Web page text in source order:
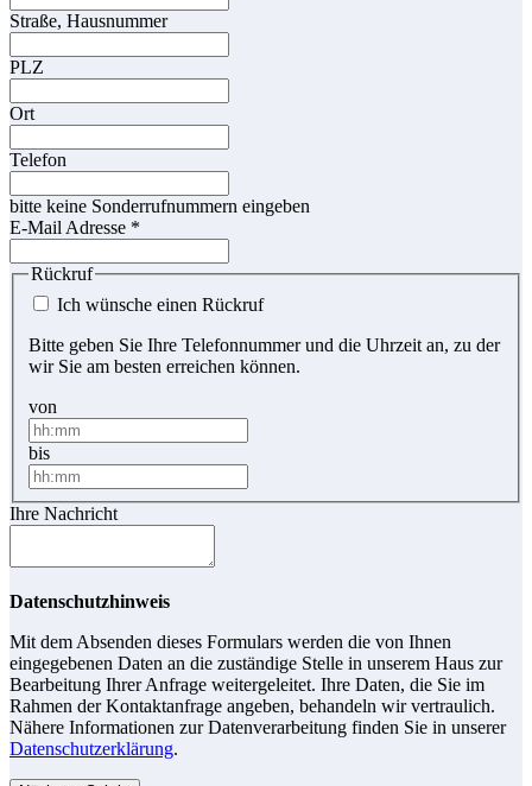
Straße, Hausnummer
PLZ
Ort
Telefon
bitte keine Sonderrufnummern eingeben
E-Mail Adresse *
Rückruf
Ich wünsche einen Rückruf
Bitte geben Sie Ihre Telefonnummer und die Uhrzeit an, zu der
wir Sie am besten erreichen können.
von
bis
Ihre Nachricht
Datenschutzhinweis
Mit dem Absenden dieses Formulars werden die von Ihnen
eingegebenen Daten an die zuständige Stelle in unserem Haus zur
Bearbeitung Ihrer Anfrage weitergeleitet. Ihre Daten, die Sie im
Rahmen der Kontaktanfrage angeben, behandeln wir vertraulich.
Nähere Informationen zur Datenverarbeitung finden Sie in unserer
Datenschutzerklärung.